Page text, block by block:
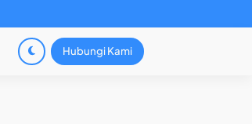
Hubungi Kami